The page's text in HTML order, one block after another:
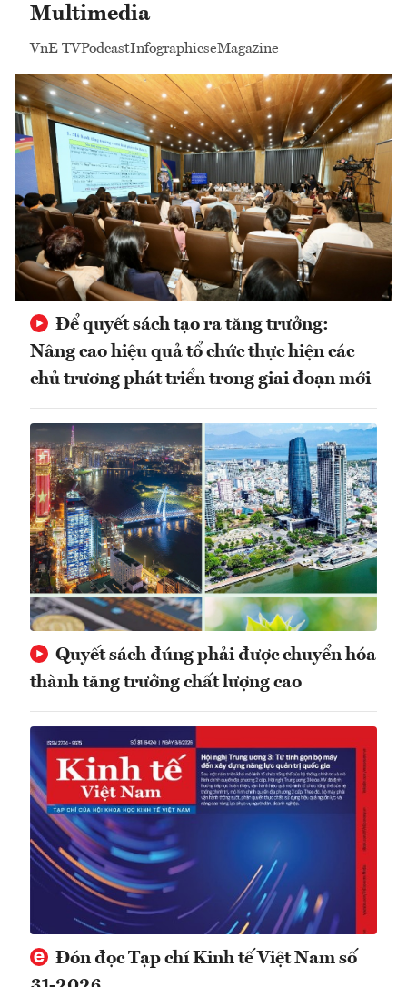
Multimedia
VnE TVPodcastInfographicseMagazine
Để quyết sách tạo ra tăng trưởng:
Nâng cao hiệu quả tổ chức thực hiện các
chủ trương phát triển trong giai đoạn mới
Quyết sách đúng phải được chuyển hóa
thành tăng trưởng chất lượng cao
Đón đọc Tạp chí Kinh tế Việt Nam số